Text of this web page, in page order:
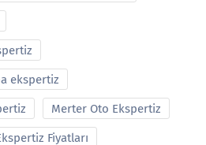
ekspertiz
Merter Oto Ekspertiz
Fiyatları